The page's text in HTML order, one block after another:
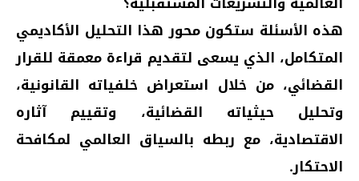
هذه الأسئلة ستكون محور هذا التحليل الأكاديمي
المتكامل، الذي يسعى لتقديم قراءة معمقة للقرار
القضائي، من خلال استعراض خلفياته القانونية،
وتحليل حيثياته القضائية، وتقييم آثاره
الاقتصادية، مع ربطه بالسياق العالمي لمكافحة
الاحتكار.